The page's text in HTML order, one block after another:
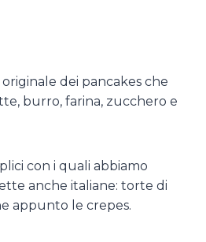
dei pancakes che
burro, farina, zucchero e
con i quali abbiamo
anche italiane: torte di
appunto le crepes.